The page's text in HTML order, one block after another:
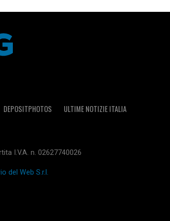
DEPOSITPHOTOS ULTIME NOTIZIE ITALIA
I.V.A. n. 02627740026
del Web S.r.l.